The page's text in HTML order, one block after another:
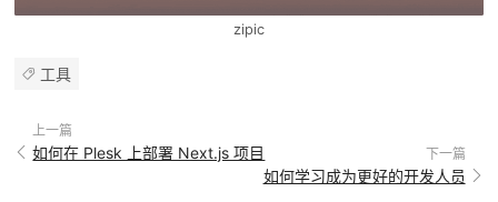
zipic
工具
如何在 Plesk 上部署 Next.js 项目
上一篇
如何学习成为更好的开发人员
下一篇